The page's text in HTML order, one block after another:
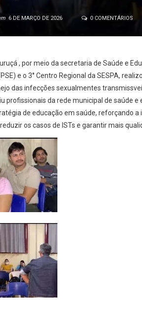
6 DE MARÇO DE 2026 0 COMENTÁRIOS
, por meio da secretaria de Saúde e
e o 3° Centro Regional da SESPA,
das infecções sexualmentes
profissionais da rede municipal de saúde
de educação em saúde, reforçando a
os casos de ISTs e garantir mais